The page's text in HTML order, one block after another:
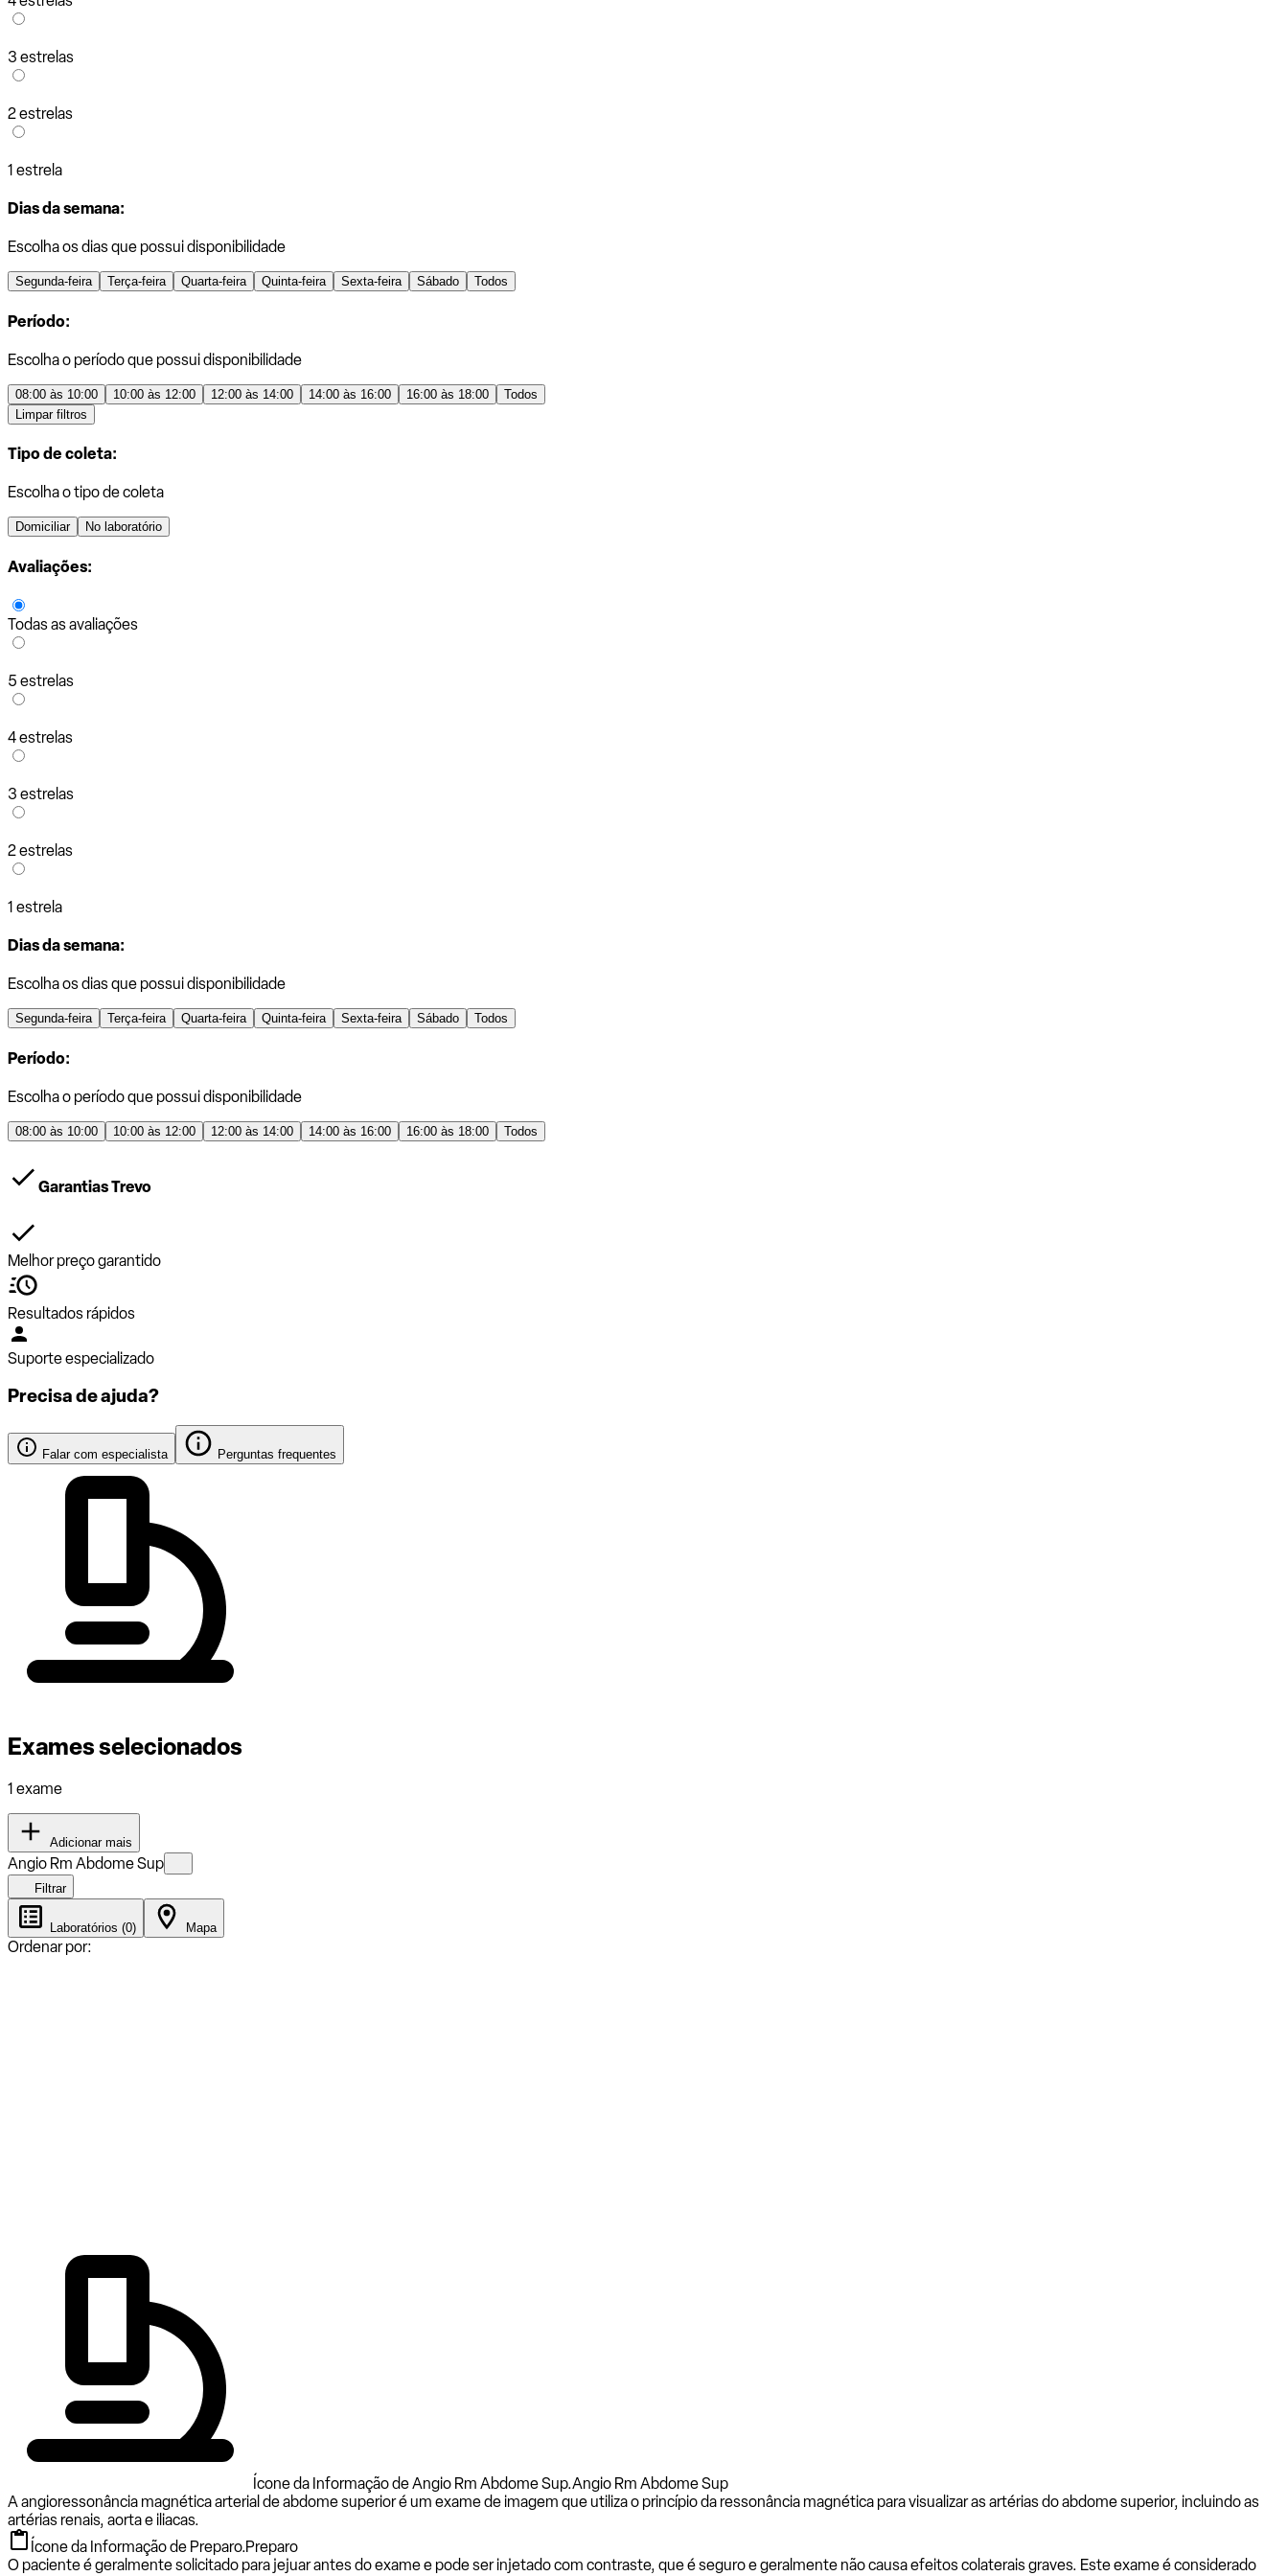
3 estrelas
2 estrelas
1 estrela
Dias da semana:
Escolha os dias que possui disponibilidade
Segunda-feira Terça-feira Quarta-feira Quinta-feira Sexta-feira Sábado Todos
Período:
Escolha o período que possui disponibilidade
08:00 às 10:00 10:00 às 12:00 12:00 às 14:00 14:00 às 16:00 16:00 às 18:00
Todos
Limpar filtros
Tipo de coleta:
Escolha o tipo de coleta
Domiciliar No laboratório
Avaliações:
Todas as avaliações
5 estrelas
4 estrelas
3 estrelas
2 estrelas
1 estrela
Dias da semana:
Escolha os dias que possui disponibilidade
Segunda-feira Terça-feira Quarta-feira Quinta-feira Sexta-feira Sábado Todos
Período:
Escolha o período que possui disponibilidade
08:00 às 10:00 10:00 às 12:00 12:00 às 14:00 14:00 às 16:00 16:00 às 18:00 Todos
Garantias Trevo
Melhor preço garantido
Resultados rápidos
Suporte especializado
Precisa de ajuda?
Falar com especialista Perguntas frequentes
Exames selecionados
1 exame
Adicionar mais
Angio Rm Abdome Sup
Filtrar
Laboratórios (0) Mapa
Ordenar por:
Ícone da Informação de Angio Rm Abdome Sup.Angio Rm Abdome Sup
A angioressonância magnética arterial de abdome superior é um exame de imagem que utiliza o princípio da ressonância magnética para visualizar as artérias do abdome superior, incluindo as
artérias renais, aorta e iliacas.
Ícone da Informação de Preparo.Preparo
O paciente é geralmente solicitado para jejuar antes do exame e pode ser injetado com contraste, que é seguro e geralmente não causa efeitos colaterais graves. Este exame é considerado